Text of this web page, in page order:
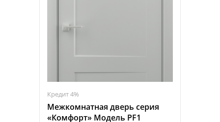
Кредит 4%
Межкомнатная дверь серия
«Комфорт» Модель PF1